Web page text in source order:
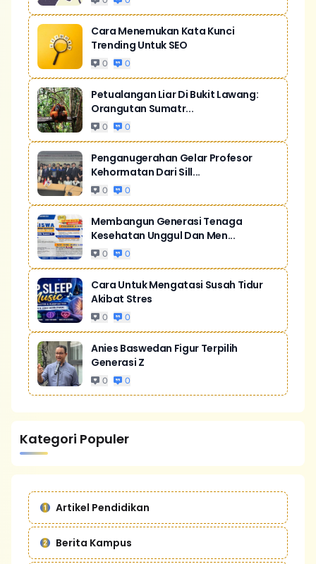
Cara Menemukan Kata Kunci
Trending Untuk SEO
0 0
Petualangan Liar Di Bukit Lawang:
Orangutan Sumatr...
0 0
Penganugerahan Gelar Profesor
Kehormatan Dari Sill...
0 0
Membangun Generasi Tenaga
Kesehatan Unggul Dan Men...
0 0
Cara Untuk Mengatasi Susah Tidur
Akibat Stres
0 0
Anies Baswedan Figur Terpilih
Generasi Z
0 0
Kategori Populer
Artikel Pendidikan
Berita Kampus